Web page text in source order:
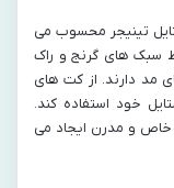
تینیجر محسوب می‌
دهه‌ ۹۰ میلادی توسط سبک‌ های گرنج و راک
مد دارند. از کت‌ های
خود استفاده کند.
و مدرن ایجاد می‌